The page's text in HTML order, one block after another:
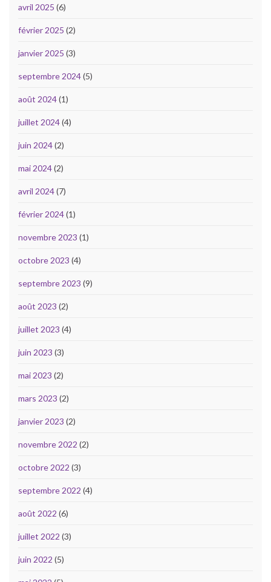
avril 2025 (6)
février 2025 (2)
janvier 2025 (3)
septembre 2024(5)
août 2024(1)
juillet 2024(4)
juin 2024(2)
mai 2024(2)
avril 2024(7)
février 2024(1)
novembre 2023 (1)
octobre 2023 (4)
septembre 2023 (9)
août 2023 (2)
juillet 2023 (4)
juin 2023 (3)
mai 2023 (2)
mars 2023 (2)
janvier 2023 (2)
novembre 2022 (2)
octobre 2022 (3)
septembre 2022 (4)
août 2022 (6)
juillet 2022 (3)
juin 2022 (5)